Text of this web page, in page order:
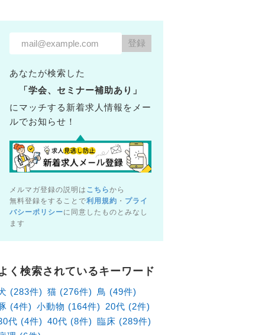
あなたが検索した
「学会、セミナー補助あり」
にマッチする新着求人情報をメー
ルでお知らせ！
メルマガ登録の説明は こちらから
無料登録をすることで利用規約 ・ プライ
バシーポリシーに同意したものとみなし
ます
く検索されているキーワード
(283件) 猫 (276件)
鳥 (49件)
(4件) 小動物 (164件)
20代 (2件)
代 (4件) 40代 (8件) 臨床 (289件)